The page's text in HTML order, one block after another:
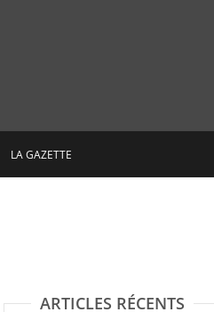
LA GAZETTE
ARTICLES RÉCENTS